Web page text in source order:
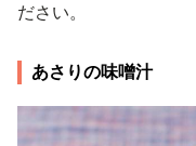
ださい。
あさりの味噌汁